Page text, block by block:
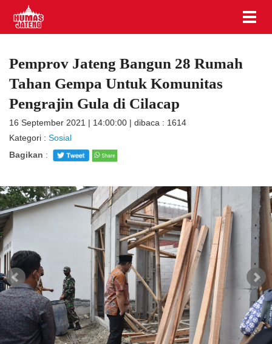
Pemprov Jateng Bangun 28 Rumah
Tahan Gempa Untuk Komunitas
Pengrajin Gula di Cilacap
16 September 2021 | 14:00:00 | dibaca : 1614
Kategori : Sosial
Bagikan :